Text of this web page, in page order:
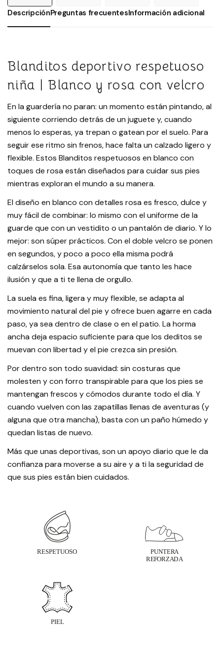
DescripciónPreguntas frecuentesInformación adicional
Blanditos deportivo respetuoso
niña | Blanco y rosa con velcro
En la guardería no paran: un momento están pintando, al
siguiente corriendo detrás de un juguete y, cuando
menos lo esperas, ya trepan o gatean por el suelo. Para
seguir ese ritmo sin frenos, hace falta un calzado ligero y
flexible. Estos Blanditos respetuosos en blanco con
toques de rosa están diseñados para cuidar sus pies
mientras exploran el mundo a su manera.
El diseño en blanco con detalles rosa es fresco, dulce y
muy fácil de combinar: lo mismo con el uniforme de la
guarde que con un vestidito o un pantalón de diario. Y lo
mejor: son súper prácticos. Con el doble velcro se ponen
en segundos, y poco a poco ella misma podrá
calzárselos sola. Esa autonomía que tanto les hace
ilusión y que a ti te llena de orgullo.
La suela es fina, ligera y muy flexible, se adapta al
movimiento natural del pie y ofrece buen agarre en cada
paso, ya sea dentro de clase o en el patio. La horma
ancha deja espacio suficiente para que los deditos se
muevan con libertad y el pie crezca sin presión.
Por dentro son todo suavidad: sin costuras que
molesten y con forro transpirable para que los pies se
mantengan frescos y cómodos durante todo el día. Y
cuando vuelven con las zapatillas llenas de aventuras (y
alguna que otra mancha), basta con un paño húmedo y
quedan listas de nuevo.
Más que unas deportivas, son un apoyo diario que le da
confianza para moverse a su aire y a ti la seguridad de
que sus pies están bien cuidados.